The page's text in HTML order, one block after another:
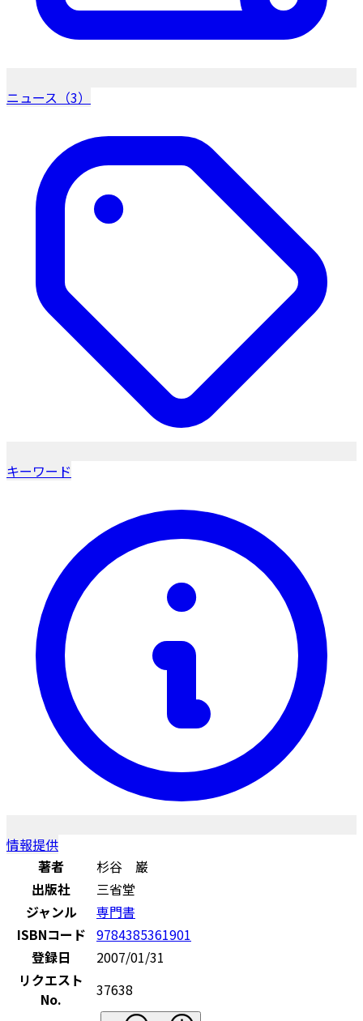
ニュース（3）
キーワード
情報提供
著者
杉谷 巌
出版社
三省堂
ジャンル
専門書
ISBNコード 9784385361901
登録日
2007/01/31
リクエスト
No.
37638